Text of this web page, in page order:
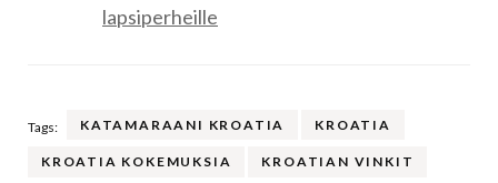
lapsiperheille
Tags: KATAMARAANI KROATIA KROATIA
KROATIA KOKEMUKSIA KROATIAN VINKIT